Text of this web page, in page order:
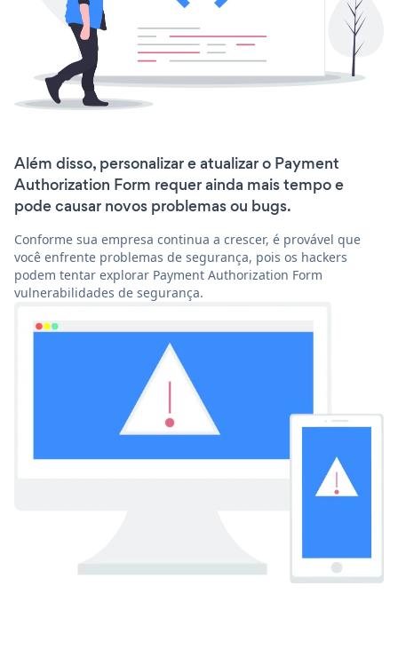
Além disso, personalizar e atualizar o Payment
Authorization Form requer ainda mais tempo e
pode causar novos problemas ou bugs.
Conforme sua empresa continua a crescer, é provável que
você enfrente problemas de segurança, pois os hackers
podem tentar explorar Payment Authorization Form
vulnerabilidades de segurança.